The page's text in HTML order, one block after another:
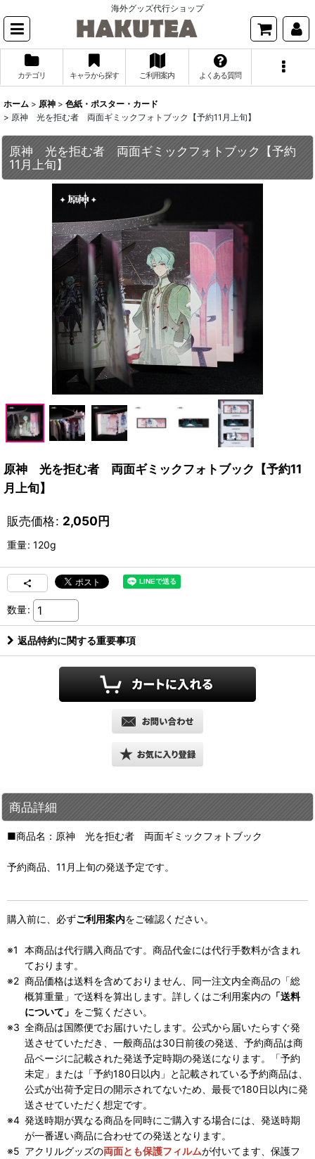
海外グッズ代行ショップ
カテゴリ キャラから探す ご利用案内 よくある質問
ホーム > 原神 > 色紙・ポスター・カード
> 原神 光を拒む者 両面ギミックフォトブック【予約11月上旬】
原神 光を拒む者 両面ギミックフォトブック【予約
11月上旬】
原神 光を拒む者 両面ギミックフォトブック【予約11
月上旬】
販売価格: 2,050円
重量: 120g
数量:
返品特約に関する重要事項
商品詳細
■商品名：原神 光を拒む者 両面ギミックフォトブック
予約商品、11月上旬の発送予定です。
購入前に、必ずご利用案内をご確認ください。
本商品は代行購入商品です。商品代金には代行手数料が含まれ
ております。
商品価格は送料を含めておりません、同一注文内全商品の「総
概算重量」で送料を算出します。詳しくはご利用案内の 「送料
について」 をご覧ください。
全商品は国際便でお届けいたします。公式から届いたらすぐ発
送させていただき、一般商品は30日前後の発送、予約商品は商
品ページに記載された発送予定時期の発送になります。「予約
未定」または「予約180日以内」と記載されている予約商品は、
公式が出荷予定日の開示されてないため、最長で180日以内に発
送させていただく想定です。
発送時期が異なる商品を同時にご購入する場合には、発送時期
が一番遅い商品に合わせての発送となります。
アクリルグッズの両面とも保護フィルムが付いてます、保護フ